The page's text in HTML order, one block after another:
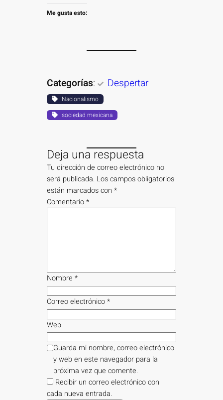
Me gusta esto:
Categorías: Despertar
Nacionalismo
sociedad mexicana
Deja una respuesta
Tu dirección de correo electrónico no
será publicada. Los campos obligatorios
están marcados con*
Comentario*
Nombre*
Correo electrónico*
Web
Guarda mi nombre, correo electrónico
y web en este navegador para la
próxima vez que comente.
Recibir un correo electrónico con
cada nueva entrada.